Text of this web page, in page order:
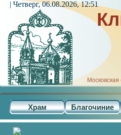
Храм Благочиние
| Четверг, 06.08.2026, 12:51